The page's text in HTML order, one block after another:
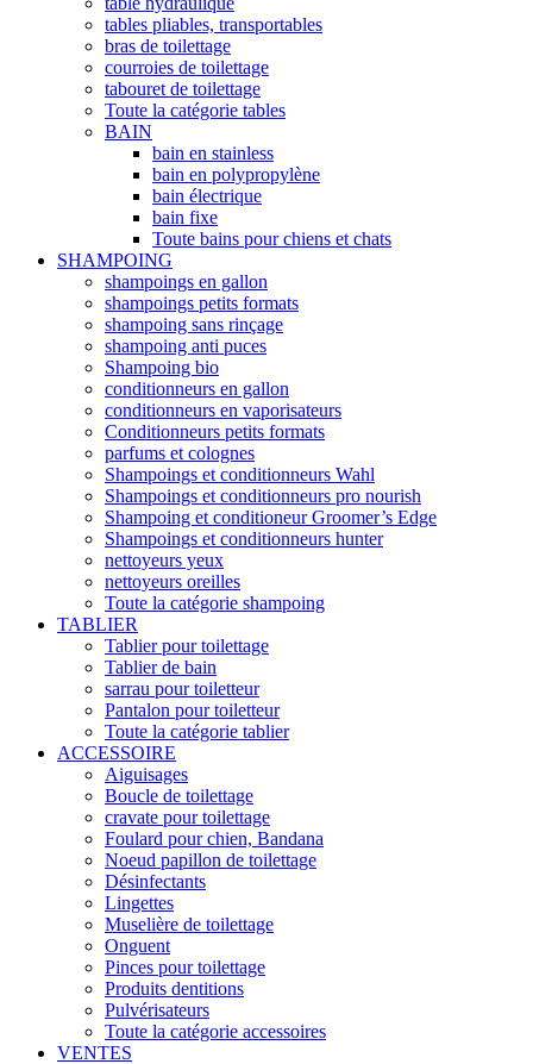
tables pliables, transportables
bras de toilettage
courroies de toilettage
tabouret de toilettage
Toute la catégorie tables
BAIN
bain en stainless
bain en polypropylène
bain électrique
bain fixe
Toute bains pour chiens et chats
SHAMPOING
shampoings en gallon
shampoings petits formats
shampoing sans rinçage
shampoing anti puces
Shampoing bio
conditionneurs en gallon
conditionneurs en vaporisateurs
Conditionneurs petits formats
parfums et colognes
Shampoings et conditionneurs Wahl
Shampoings et conditionneurs pro nourish
Shampoing et conditioneur Groomer’s Edge
Shampoings et conditionneurs hunter
nettoyeurs yeux
nettoyeurs oreilles
Toute la catégorie shampoing
TABLIER
Tablier pour toilettage
Tablier de bain
sarrau pour toiletteur
Pantalon pour toiletteur
Toute la catégorie tablier
ACCESSOIRE
Aiguisages
Boucle de toilettage
cravate pour toilettage
Foulard pour chien, Bandana
Noeud papillon de toilettage
Désinfectants
Lingettes
Muselière de toilettage
Onguent
Pinces pour toilettage
Produits dentitions
Pulvérisateurs
Toute la catégorie accessoires
VENTES